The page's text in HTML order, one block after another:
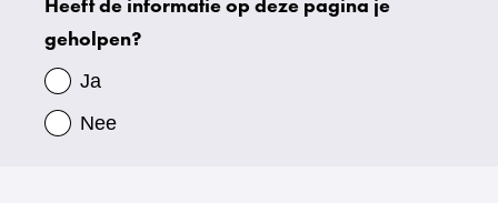
Uw
gegevens
geholpen?
Ja
Nee